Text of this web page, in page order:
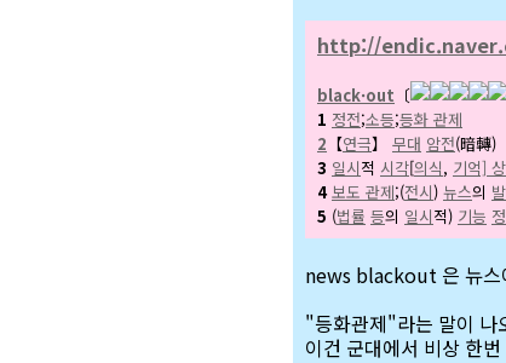
http://
black·out 〔
1 정전;소등;등화 관제
2 【연극】 무대 암전(暗轉)
3 일시적 시각[의식, 기억]
4 보도 관제;(전시) 뉴스의
5 (법률 등의 일시적) 기능
news blackout 은 뉴스
"등화관제"라는 말이 나
이건 군대에서 비상 한